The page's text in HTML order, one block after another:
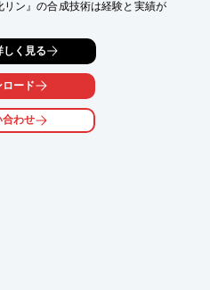
ン』の合成技術は経験と実績が
しく見る
ロード
合わせ